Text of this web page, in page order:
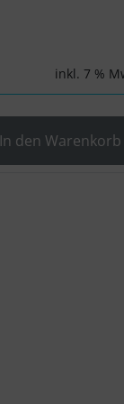
inkl. 7 %
In den Warenkorb